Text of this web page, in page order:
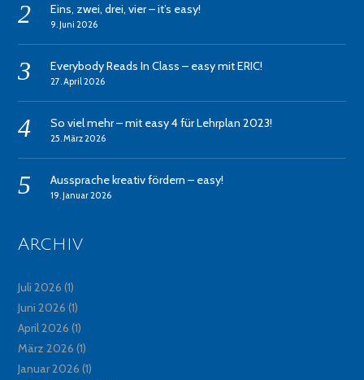
Eins, zwei, drei, vier – it’s easy!
9. Juni 2026
Everybody Reads In Class – easy mit ERIC!
27. April 2026
So viel mehr – mit easy 4 für Lehrplan 2023!
25. März 2026
Aussprache kreativ fördern – easy!
19. Januar 2026
Archiv
Juli 2026 (1)
Juni 2026 (1)
April 2026 (1)
März 2026 (1)
Januar 2026 (1)